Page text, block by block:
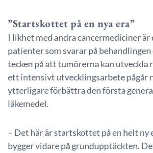
”Startskottet på en nya era”
I likhet med andra cancermediciner är
patienter som svarar på behandlingen
tecken på att tumörerna kan utveckla
ett intensivt utvecklingsarbete pågår
ytterligare förbättra den första
läkemedel.
– Det här är startskottet på en helt ny
bygger vidare på grundupptäckten.